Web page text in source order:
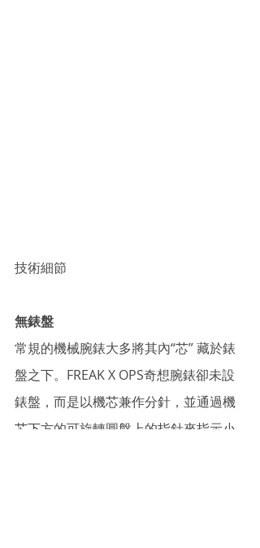
技術細節
無錶盤
常規的機械腕錶大多將其內“芯” 藏於錶
盤之下。FREAK X OPS奇想腕錶卻未設
錶盤，而是以機芯兼作分針，並通過機
芯下方的可旋轉圓盤上的指針來指示小